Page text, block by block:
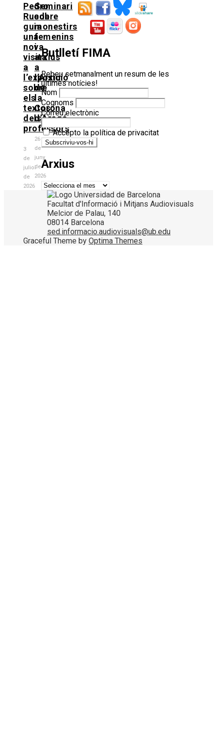
Pedro
Rueda
guia
una
nova
visita
a
l’exposició
sobre
els
textos
dels
professors
3
de
juliol
de
2026
Seminari
sobre
monestirs
femenins
i
arxius
a
l’Arxiu
de
la
Corona
d’Aragó
26
de
juny
de
2026
Butlletí FIMA
Rebeu setmanalment un resum de les
últimes notícies!
Nom
Cognoms
Correu electrònic
Accepto la política de privacitat
Arxius
Arxius
Facultat d'Informació i Mitjans Audiovisuals
Melcior de Palau, 140
08014 Barcelona
sed.informacio.audiovisuals@ub.edu
Graceful Theme by Optima Themes